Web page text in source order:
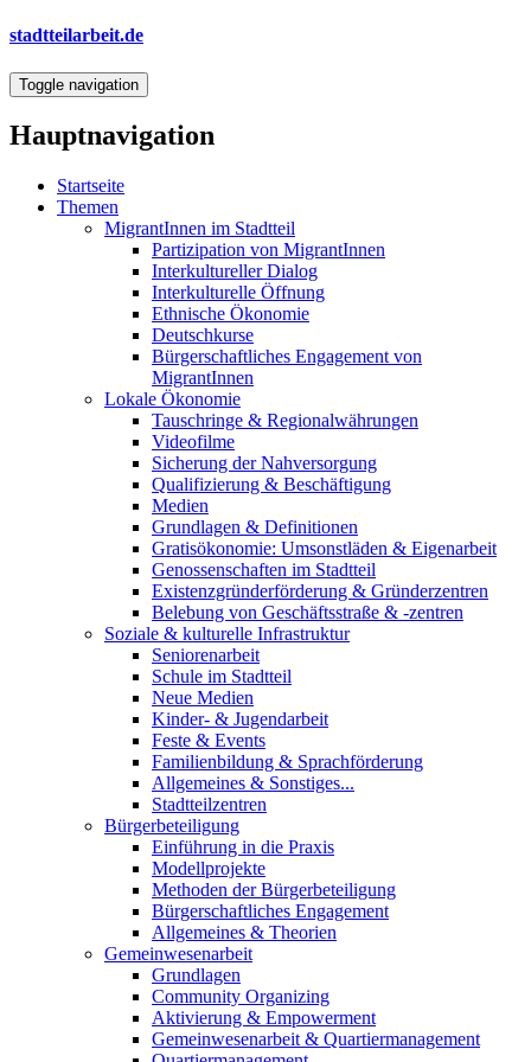
Direkt
Inhalt
stadtteilarbeit.de
Toggle navigation
Hauptnavigation
Startseite
Themen
MigrantInnen im Stadtteil
Partizipation von MigrantInnen
Interkultureller Dialog
Interkulturelle Öffnung
Ethnische Ökonomie
Deutschkurse
Bürgerschaftliches Engagement von
MigrantInnen
Lokale Ökonomie
Tauschringe & Regionalwährungen
Videofilme
Sicherung der Nahversorgung
Qualifizierung & Beschäftigung
Medien
Grundlagen & Definitionen
Gratisökonomie: Umsonstläden & Eigenarbeit
Genossenschaften im Stadtteil
Existenzgründerförderung & Gründerzentren
Belebung von Geschäftsstraße & -zentren
Soziale & kulturelle Infrastruktur
Seniorenarbeit
Schule im Stadtteil
Neue Medien
Kinder- & Jugendarbeit
Feste & Events
Familienbildung & Sprachförderung
Allgemeines & Sonstiges...
Stadtteilzentren
Bürgerbeteiligung
Einführung in die Praxis
Modellprojekte
Methoden der Bürgerbeteiligung
Bürgerschaftliches Engagement
Allgemeines & Theorien
Gemeinwesenarbeit
Grundlagen
Community Organizing
Aktivierung & Empowerment
Gemeinwesenarbeit & Quartiermanagement